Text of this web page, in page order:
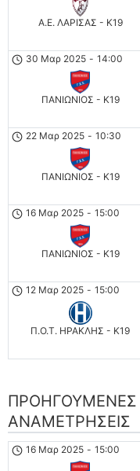
Α.Ε. ΛΑΡΙΣΑΣ - K19
30 Μαρ 2025 - 14:00
ΠΑΝΙΩΝΙΟΣ - K19
22 Μαρ 2025 - 10:30
ΠΑΝΙΩΝΙΟΣ - K19
16 Μαρ 2025 - 15:00
ΠΑΝΙΩΝΙΟΣ - K19
12 Μαρ 2025 - 15:00
Π.Ο.Τ. ΗΡΑΚΛΗΣ - K19
ΑΝΑΜΕΤΡΉΣΕΙΣ
16 Μαρ 2025 - 15:00